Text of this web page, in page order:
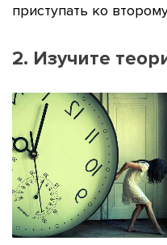
приступать ко
2. Изучите